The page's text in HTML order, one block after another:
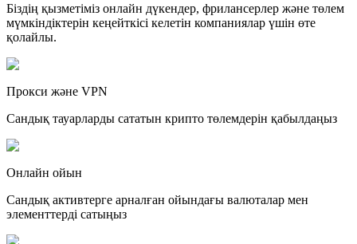
Біздің қызметіміз онлайн дүкендер, фрилансерлер және төлем
мүмкіндіктерін кеңейткісі келетін компаниялар үшін өте
қолайлы.
Прокси және VPN
Сандық тауарларды сататын крипто төлемдерін қабылдаңыз
Онлайн ойын
Сандық активтерге арналған ойындағы валюталар мен
элементтерді сатыңыз